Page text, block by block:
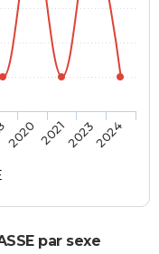
2020 202120232024
par sexe